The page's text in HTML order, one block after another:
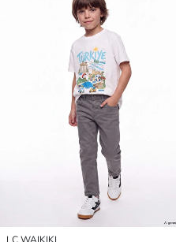
LC WAIKIKI